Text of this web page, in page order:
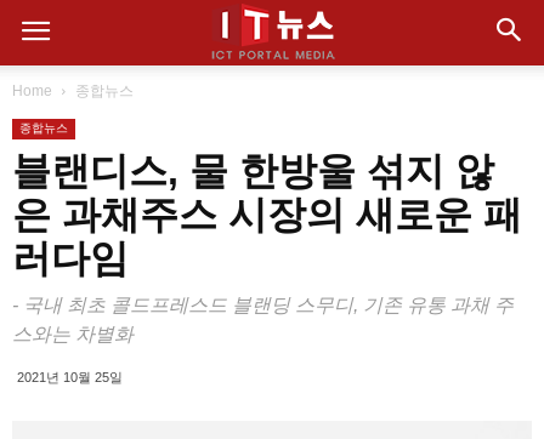
Home 종합뉴스
종합뉴스
블랜디스, 물 한방울 섞지 않
은 과채주스 시장의 새로운 패
러다임
- 국내 최초 콜드프레스드 블랜딩 스무디, 기존 유통 과채 주
스와는 차별화
2021년 10월 25일